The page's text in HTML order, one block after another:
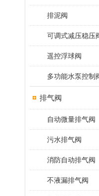
排泥阀
可调式减压稳压
遥控浮球阀
多功能水泵控制
排气阀
自动微量排气阀
污水排气阀
消防自动排气阀
不液漏排气阀